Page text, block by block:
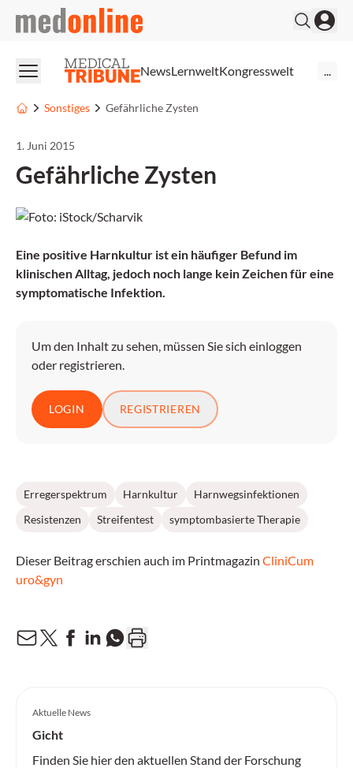
medonline
NewsLernweltKongresswelt
Sonstiges Gefährliche Zysten
1. Juni 2015
Gefährliche Zysten
Eine positive Harnkultur ist ein häufiger Befund im
klinischen Alltag, jedoch noch lange kein Zeichen für eine
symptomatische Infektion.
Um den Inhalt zu sehen, müssen Sie sich einloggen
oder registrieren.
LOGIN REGISTRIEREN
Erregerspektrum Harnkultur
Harnwegsinfektionen
Resistenzen
Streifentest symptombasierte Therapie
Dieser Beitrag erschien auch im Printmagazin CliniCum
uro&gyn
Aktuelle News
Gicht
Finden Sie hier den aktuellen Stand der Forschung